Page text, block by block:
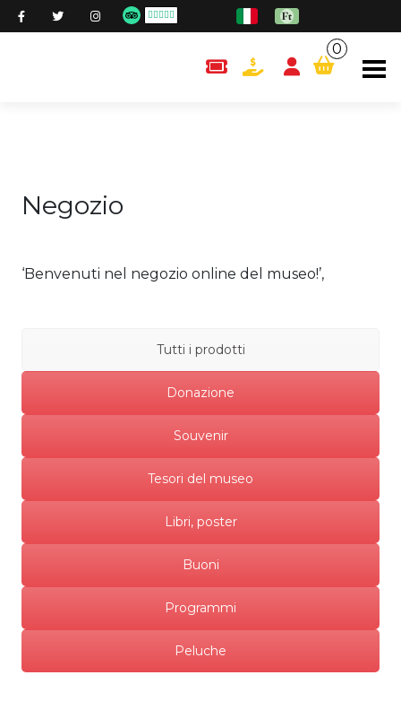
content.cart
0
Negozio
‘Benvenuti nel negozio online del museo!’,
Tutti i prodotti
Donazione
Souvenir
Tesori del museo
Libri, poster
Buoni
Programmi
Peluche